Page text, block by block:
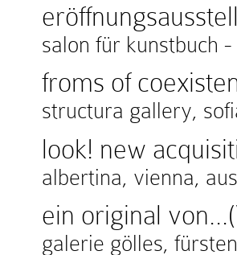
salon für kunstbuch
froms of
structura gallery,
look! new
albertina, vienna,
ein original
galerie gölles,